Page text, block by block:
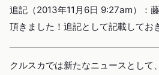
追記（2013年11月6日 9:27am）：
頂きました！追記として記載してお
クルスカでは新たなニュースとして